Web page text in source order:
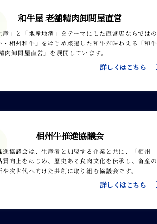
和牛屋 老舗精肉卸問屋直営
産」と「地産地消」をテーマにした直営店ならではの
・相州和牛」をはじめ厳選した和牛が味わえる「和牛
肉卸問屋直営」を展開しています。
詳しくはこちら
相州牛推進協議会
進協議会は、生産者と加盟する企業と共に、「相州
質向上をはじめ、歴史ある食肉文化を伝承し、畜産の
や次世代へ向けた共創に取り組む協議会です。
詳しくはこちら